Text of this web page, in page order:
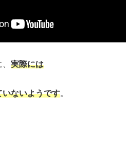
実際には
ないようです。